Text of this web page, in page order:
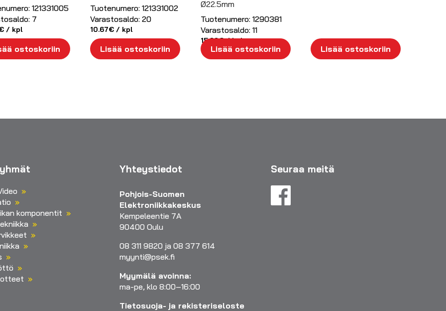
121331005
7
/ kpl
ostoskoriin
Tuotenumero: 121331002
Varastosaldo: 20
10.67€ / kpl
Lisää ostoskoriin
Ø22.5mm
Tuotenumero: 1290381
Varastosaldo: 11
15.22€/ kpl
Lisää ostoskoriin Lisää ostoskoriin
komponentit
Yhteystiedot
Pohjois-Suomen
Elektroniikkakeskus
Kempeleentie 7A
90400 Oulu
08 311 9820 ja 08 377 614
myynti@psek.fi
Myymälä avoinna:
ma-pe, klo 8:00–16:00
Tietosuoja- ja rekisteriseloste
Seuraa meitä